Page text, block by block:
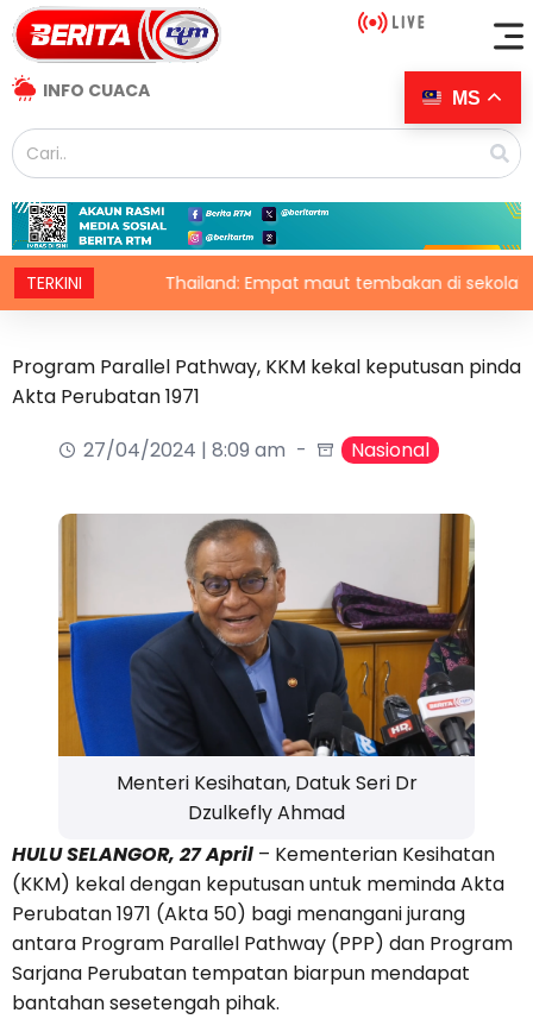
INFO CUACA
TERKINI Thailand: Empat maut tembakan di sekolah
Program Parallel Pathway, KKM kekal keputusan pinda
Akta Perubatan 1971
27/04/2024 | 8:09 am
Nasional
Menteri Kesihatan, Datuk Seri Dr
Dzulkefly Ahmad
HULU SELANGOR, 27 April – Kementerian Kesihatan
(KKM) kekal dengan keputusan untuk meminda Akta
Perubatan 1971 (Akta 50) bagi menangani jurang
antara Program Parallel Pathway (PPP) dan Program
Sarjana Perubatan tempatan biarpun mendapat
bantahan sesetengah pihak.
MS